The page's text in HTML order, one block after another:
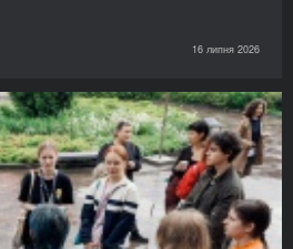
16 липня 2026